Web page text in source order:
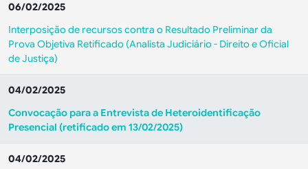
06/02/2025
Interposição de recursos contra o Resultado Preliminar da
Prova Objetiva Retificado (Analista Judiciário - Direito e Oficial
de Justiça)
04/02/2025
Convocação para a Entrevista de Heteroidentificação
Presencial (retificado em 13/02/2025)
04/02/2025